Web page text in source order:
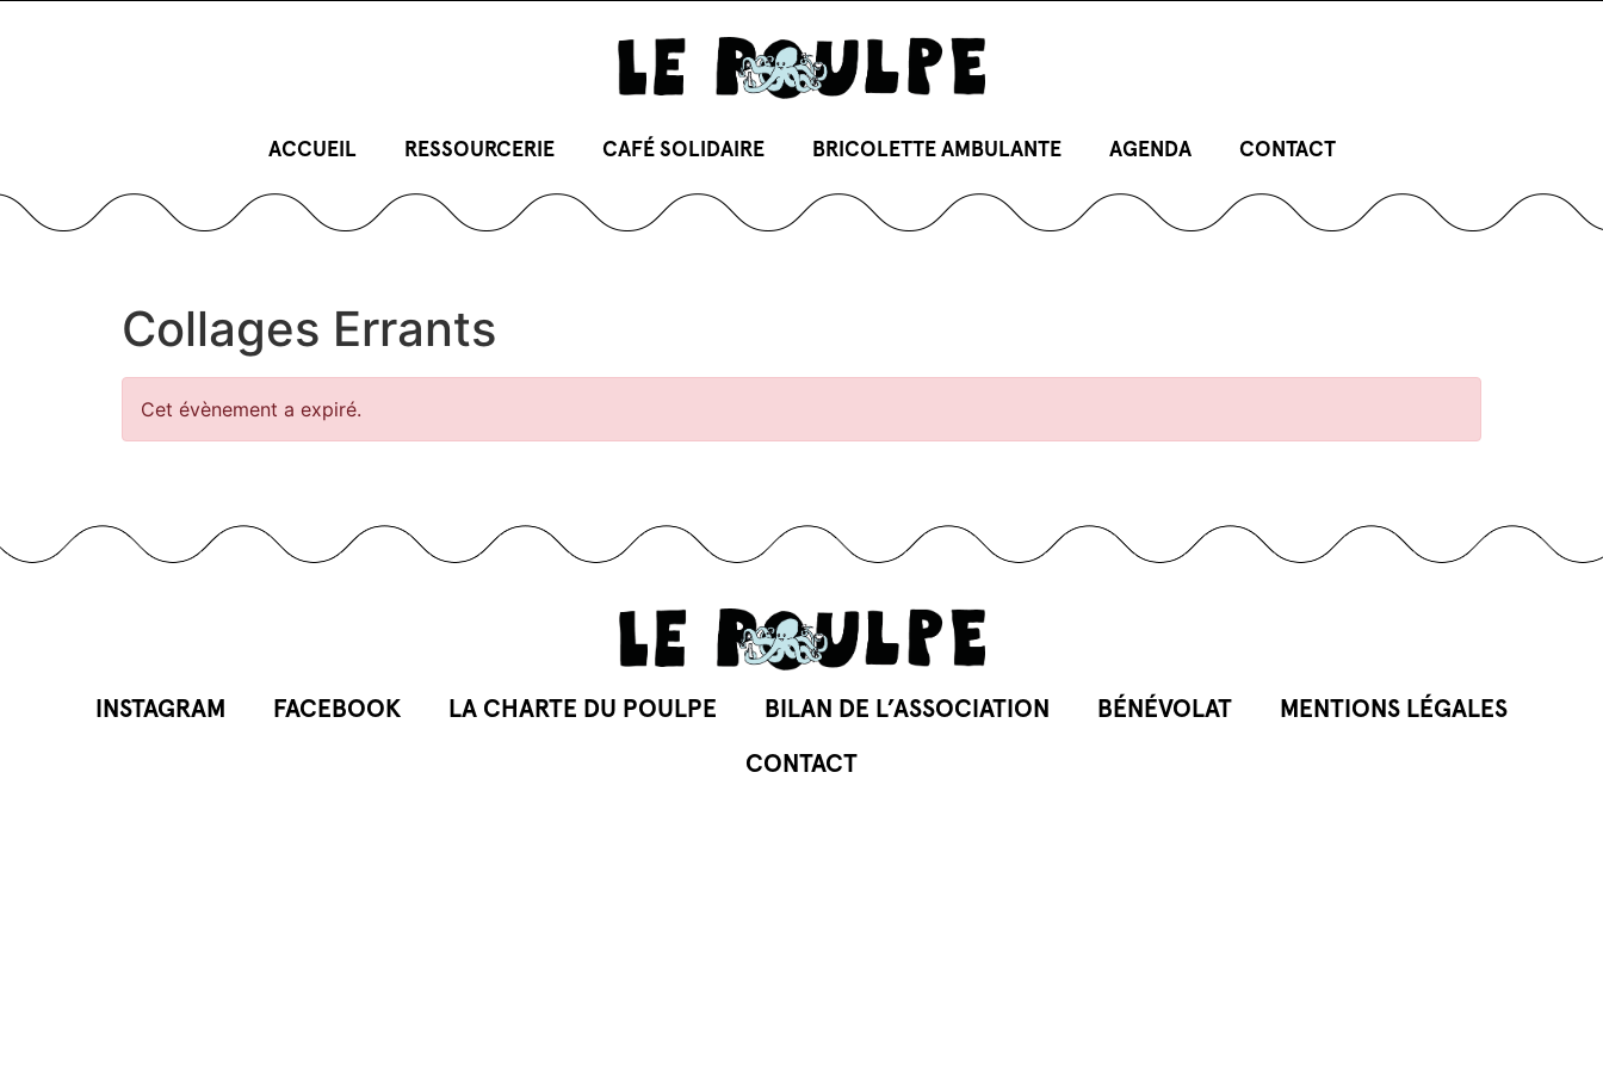
ACCUEIL RESSOURCERIE CAFÉ SOLIDAIRE BRICOLETTE AMBULANTE AGENDA CONTACT
Collages Errants
Cet évènement a expiré.
INSTAGRAM FACEBOOK LA CHARTE DU POULPE BILAN DE L’ASSOCIATION BÉNÉVOLAT MENTIONS LÉGALES
CONTACT